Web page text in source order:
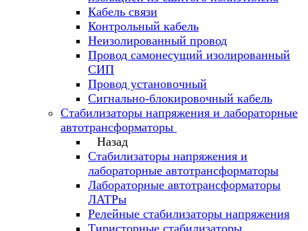
Кабель связи
Контрольный кабель
Неизолированный провод
Провод самонесущий изолированный
СИП
Провод установочный
Сигнально-блокировочный кабель
Стабилизаторы напряжения и лабораторные
автотрансформаторы
Назад
Стабилизаторы напряжения и
лабораторные автотрансформаторы
Лабораторные автотрансформаторы
ЛАТРы
Релейные стабилизаторы напряжения
Тиристорные стабилизаторы